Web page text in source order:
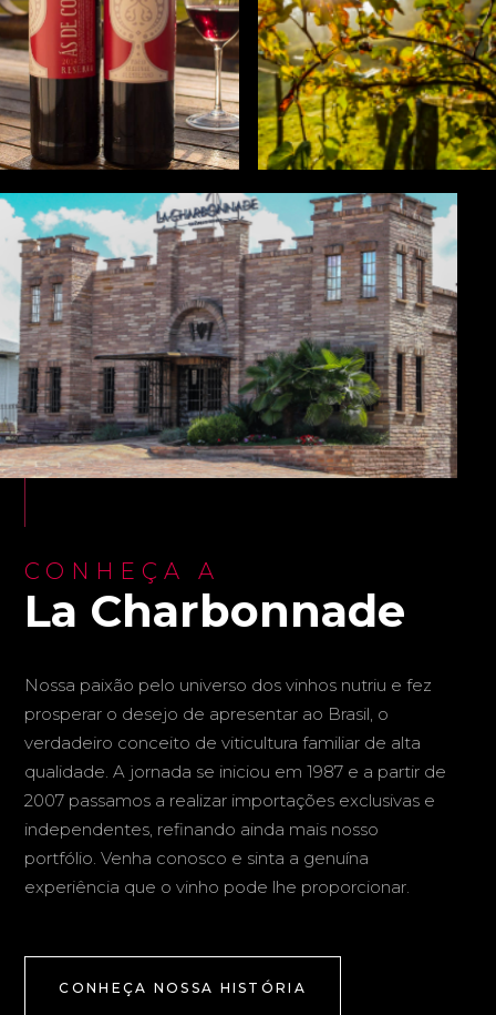
CONHEÇA A
La Charbonnade
Nossa paixão pelo universo dos vinhos nutriu e fez
prosperar o desejo de apresentar ao Brasil, o
verdadeiro conceito de viticultura familiar de alta
qualidade. A jornada se iniciou em 1987 e a partir de
2007 passamos a realizar importações exclusivas e
independentes, refinando ainda mais nosso
portfólio. Venha conosco e sinta a genuína
experiência que o vinho pode lhe proporcionar.
CONHEÇA NOSSA HISTÓRIA